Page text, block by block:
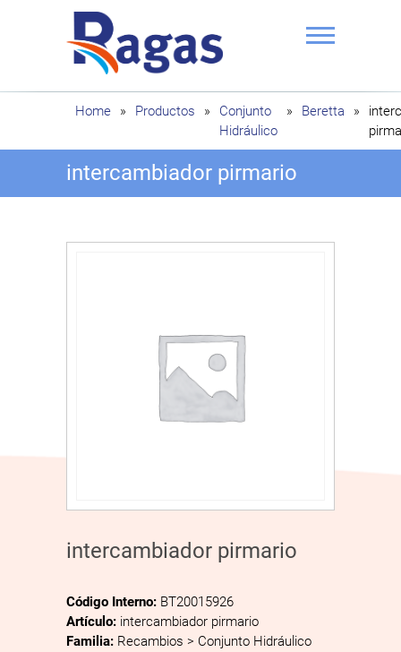
Ragas
Home » Productos »
Conjunto
Hidráulico
» Beretta »
intercambiador pirmario
intercambiador pirmario
Código Interno: BT20015926
Artículo: intercambiador pirmario
Familia: Recambios > Conjunto Hidráulico